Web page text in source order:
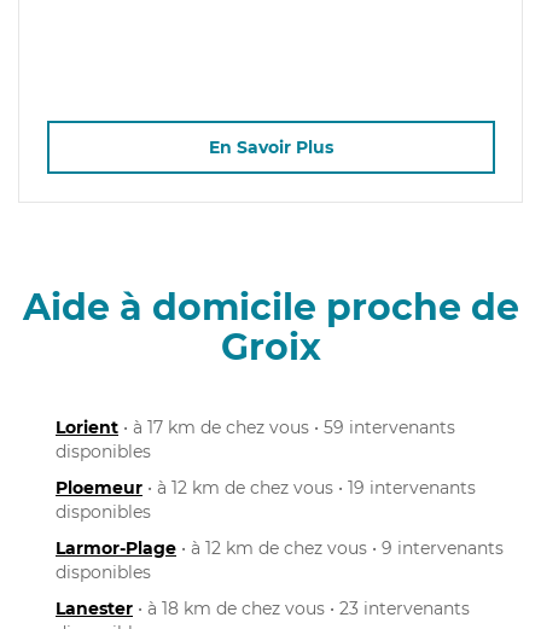
En Savoir Plus
Aide à domicile proche de
Groix
Lorient • à 17 km de chez vous • 59 intervenants
disponibles
Ploemeur • à 12 km de chez vous • 19 intervenants
disponibles
Larmor-Plage • à 12 km de chez vous • 9 intervenants
disponibles
Lanester • à 18 km de chez vous • 23 intervenants